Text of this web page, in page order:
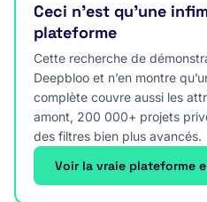
Ceci n’est qu’une
plateforme
Cette recherche de
Deepbloo et n’en montre
complète couvre aussi les
amont, 200 000+ projets
des filtres bien plus avancés.
Voir la vraie plateforme